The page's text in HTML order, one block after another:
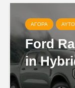
ΑΓΟΡΆ
Ford
in